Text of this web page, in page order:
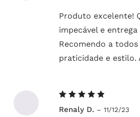
Produto excelente!
impecável e
Recomendo a
praticidade e estilo.
5de 5
Renaly D. – 11/12/23